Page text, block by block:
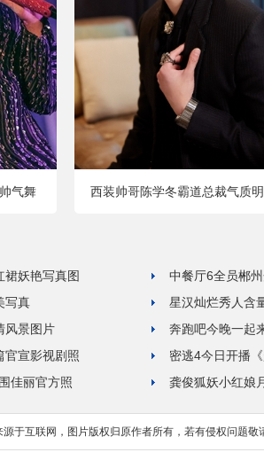
气舞 西装帅哥陈学冬霸道总裁气质
裙妖艳写真图 中餐厅6全员郴
写真
星汉灿烂秀人含
风景图片
奔跑吧今晚一起
官宣影视剧照
密逃4今日开播
佳丽官方照
龚俊狐妖小红娘
于互联网，图片版权归原作者所有，若有侵权问题